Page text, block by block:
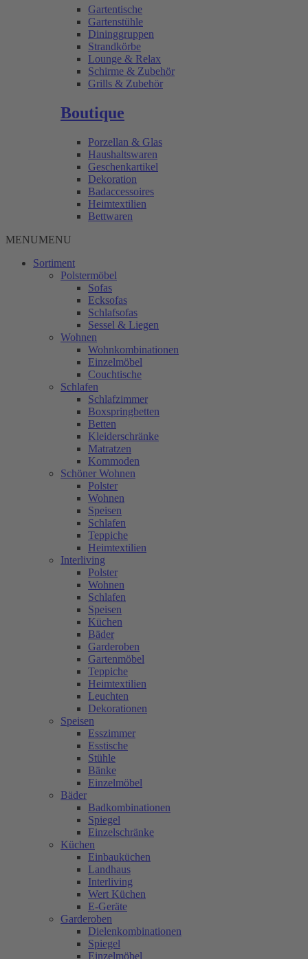
Gartentische
Gartenstühle
Dininggruppen
Strandkörbe
Lounge & Relax
Schirme & Zubehör
Grills & Zubehör
Boutique
Porzellan & Glas
Haushaltswaren
Geschenkartikel
Dekoration
Badaccessoires
Heimtextilien
Bettwaren
MENUMENU
Sortiment
Polstermöbel
Sofas
Ecksofas
Schlafsofas
Sessel & Liegen
Wohnen
Wohnkombinationen
Einzelmöbel
Couchtische
Schlafen
Schlafzimmer
Boxspringbetten
Betten
Kleiderschränke
Matratzen
Kommoden
Schöner Wohnen
Polster
Wohnen
Speisen
Schlafen
Teppiche
Heimtextilien
Interliving
Polster
Wohnen
Schlafen
Speisen
Küchen
Bäder
Garderoben
Gartenmöbel
Teppiche
Heimtextilien
Leuchten
Dekorationen
Speisen
Esszimmer
Esstische
Stühle
Bänke
Einzelmöbel
Bäder
Badkombinationen
Spiegel
Einzelschränke
Küchen
Einbauküchen
Landhaus
Interliving
Wert Küchen
E-Geräte
Garderoben
Dielenkombinationen
Spiegel
Einzelmöbel